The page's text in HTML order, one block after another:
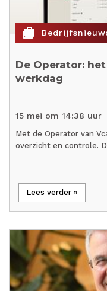
cases
De Operator:
werkdag
15 mei om 14:38 uur
Met de Operator van
overzicht en controle.
Lees verder »